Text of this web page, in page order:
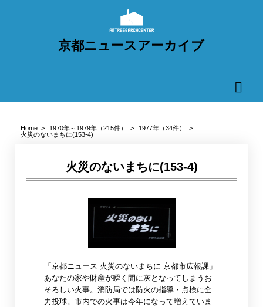
京都ニュースアーカイブ
Home 1970年～1979年（215件）
1977年（34件）
火災のないまちに(153-4)
火災のないまちに(153-4)
「京都ニュース 火災のないまちに 京都市広報課」
あなたの家や財産が瞬く間に灰となってしまうお
そろしい火事。消防局では防火の指導・点検に全
力投球。市内での火事は今年になって増えていま